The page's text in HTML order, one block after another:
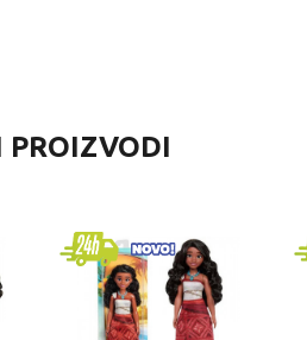
PROIZVODI